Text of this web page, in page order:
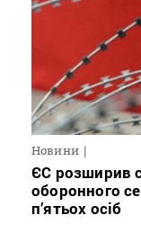
Новини
ЄС розширив
оборонного
п’ятьох осіб